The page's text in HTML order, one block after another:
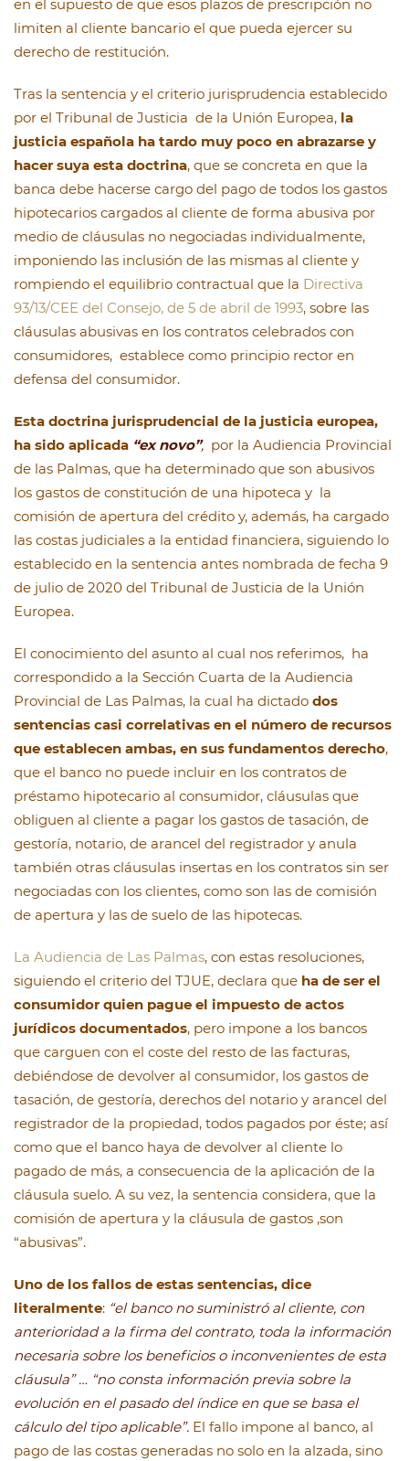
en el supuesto de que esos plazos de prescripción no
limiten al cliente bancario el que pueda ejercer su
derecho de restitución.
Tras la sentencia y el criterio jurisprudencia establecido
por el Tribunal de Justicia de la Unión Europea, la
justicia española ha tardo muy poco en abrazarse y
hacer suya esta doctrina, que se concreta en que la
banca debe hacerse cargo del pago de todos los gastos
hipotecarios cargados al cliente de forma abusiva por
medio de cláusulas no negociadas individualmente,
imponiendo las inclusión de las mismas al cliente y
rompiendo el equilibrio contractual que la Directiva
93/13/CEE del Consejo, de 5 de abril de 1993, sobre las
cláusulas abusivas en los contratos celebrados con
consumidores, establece como principio rector en
defensa del consumidor.
Esta doctrina jurisprudencial de la justicia europea,
ha sido aplicada “ex novo”, por la Audiencia Provincial
de las Palmas, que ha determinado que son abusivos
los gastos de constitución de una hipoteca y la
comisión de apertura del crédito y, además, ha cargado
las costas judiciales a la entidad financiera, siguiendo lo
establecido en la sentencia antes nombrada de fecha 9
de julio de 2020 del Tribunal de Justicia de la Unión
Europea.
El conocimiento del asunto al cual nos referimos, ha
correspondido a la Sección Cuarta de la Audiencia
Provincial de Las Palmas, la cual ha dictado dos
sentencias casi correlativas en el número de recursos
que establecen ambas, en sus fundamentos derecho,
que el banco no puede incluir en los contratos de
préstamo hipotecario al consumidor, cláusulas que
obliguen al cliente a pagar los gastos de tasación, de
gestoría, notario, de arancel del registrador y anula
también otras cláusulas insertas en los contratos sin ser
negociadas con los clientes, como son las de comisión
de apertura y las de suelo de las hipotecas.
La Audiencia de Las Palmas, con estas resoluciones,
siguiendo el criterio del TJUE, declara que ha de ser el
consumidor quien pague el impuesto de actos
jurídicos documentados, pero impone a los bancos
que carguen con el coste del resto de las facturas,
debiéndose de devolver al consumidor, los gastos de
tasación, de gestoría, derechos del notario y arancel del
registrador de la propiedad, todos pagados por éste; así
como que el banco haya de devolver al cliente lo
pagado de más, a consecuencia de la aplicación de la
cláusula suelo. A su vez, la sentencia considera, que la
comisión de apertura y la cláusula de gastos ,son
“abusivas”.
Uno de los fallos de estas sentencias, dice
literalmente: “el banco no suministró al cliente, con
anterioridad a la firma del contrato, toda la información
necesaria sobre los beneficios o inconvenientes de esta
cláusula” … “no consta información previa sobre la
evolución en el pasado del índice en que se basa el
cálculo del tipo aplicable”. El fallo impone al banco, al
pago de las costas generadas no solo en la alzada, sino